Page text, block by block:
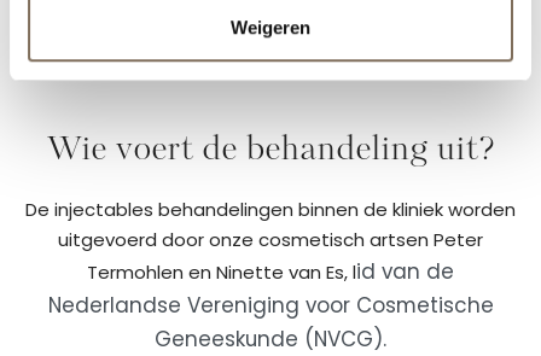
Weigeren
Wie voert de behandeling uit?
De injectables behandelingen binnen de kliniek worden
uitgevoerd door onze cosmetisch artsen Peter
Termohlen en Ninette van Es, lid van de
Nederlandse Vereniging voor Cosmetische
Geneeskunde (NVCG).